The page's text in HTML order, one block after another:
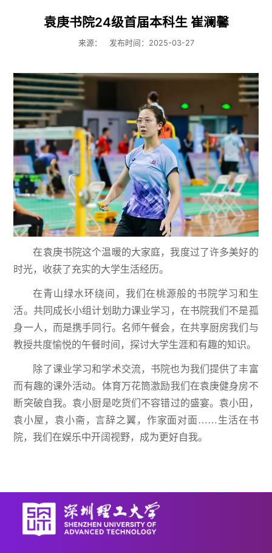
袁庚书院24级首届本科生 崔澜馨
来源： 发布时间：2025-03-27
在袁庚书院这个温暖的大家庭，我度过了许多美好的
时光，收获了充实的大学生活经历。
在青山绿水环绕间，我们在桃源般的书院学习和生
活。共同成长小组计划助力课业学习，在书院我们不是孤
身一人，而是携手同行。名师午餐会，在共享厨房我们与
教授共度愉悦的午餐时间，探讨大学生涯和有趣的知识。
除了课业学习和学术交流，书院也为我们提供了丰富
而有趣的课外活动。体育万花筒激励我们在袁庚健身房不
断突破自我。袁小厨是吃货们不容错过的盛宴。袁小田，
袁小屋，袁小斋，言辞之翼，作家面对面……生活在书
院，我们在娱乐中开阔视野，成为更好自我。